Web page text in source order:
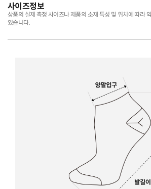
사이즈정보
상품의 실제 측정 사이즈나 제품의 소재 특성 및 위치에 따라
있습니다.